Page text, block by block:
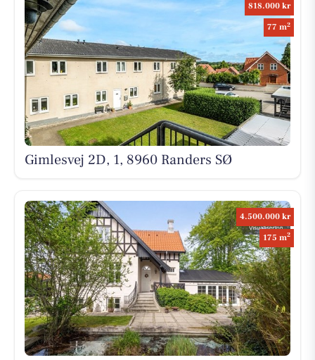
818.000 kr
77 m2
Gimlesvej 2D, 1, 8960 Randers SØ
4.500.000 kr
175 m2